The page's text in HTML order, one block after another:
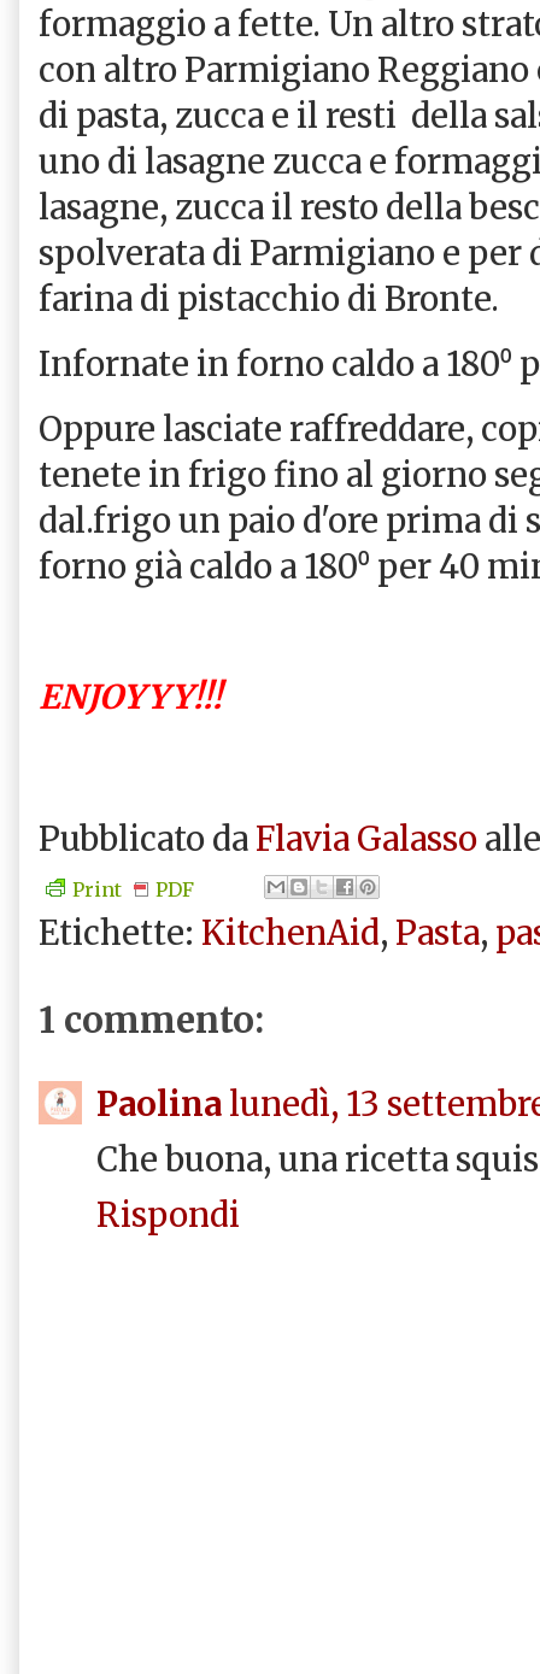
formaggio a fette. Un altro
con altro Parmigiano
di pasta, zucca e il resti della
uno di lasagne zucca e
lasagne, zucca il resto della
spolverata di Parmigiano e per
farina di pistacchio di Bronte.
Infornate in forno caldo a 180⁰
Oppure lasciate raffreddare,
tenete in frigo fino al giorno
dal.frigo un paio d'ore prima di
forno già caldo a 180⁰ per 40
ENJOYYY!!!
Pubblicato da Flavia Galasso
Print PDF
Etichette: KitchenAid, Pasta,
1 commento:
Paolina lunedì, 13
Che buona, una ricetta
Rispondi